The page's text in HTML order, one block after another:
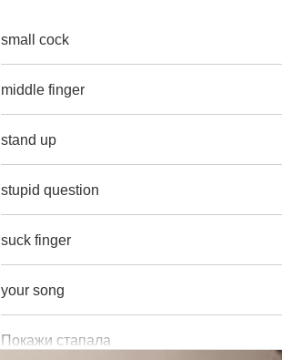
small cock
middle finger
stand up
stupid question
suck finger
your song
Покажи стапала